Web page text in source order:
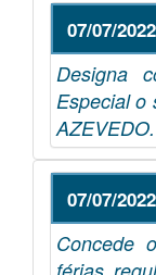
07/07/2022
Designa
Especial o
AZEVEDO.
07/07/2022
Concede